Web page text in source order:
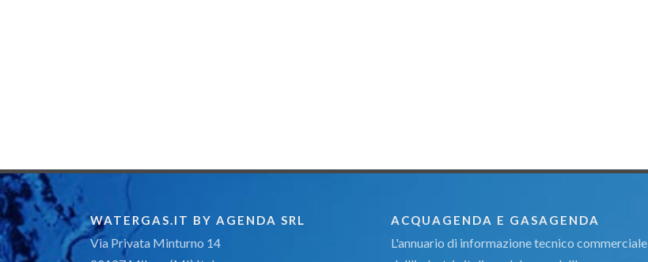
WATERGAS.IT BY AGENDA SRL
Via Privata Minturno 14
ACQUAGENDA E GASAGENDA
L'annuario di informazione tecnico commerciale